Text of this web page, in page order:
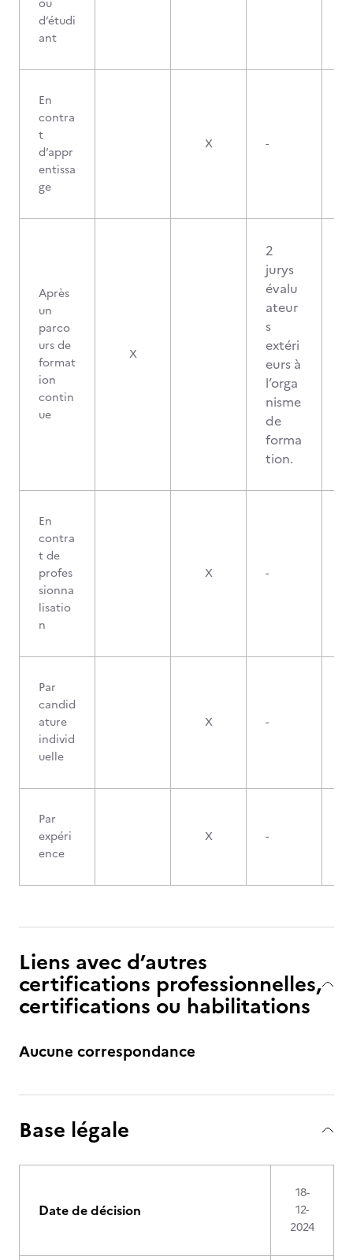
ou
d’étudi
ant
En
contra
t
d’appr
entissa
ge
X -
Après
un
parco
urs de
format
ion
contin
ue
X
2
jurys
évalu
ateur
s
extéri
eurs à
l’orga
nisme
de
forma
tion.
En
contra
t de
profes
sionna
lisatio
n
X -
Par
candid
ature
individ
uelle
X -
Par
expéri
ence
X -
Liens avec d’autres
certifications professionnelles,
certifications ou habilitations
Aucune correspondance
Base légale
Date de décision
18-
12-
2024